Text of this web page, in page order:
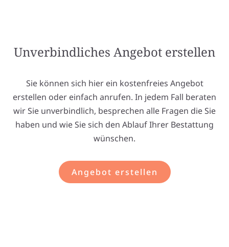
Unverbindliches Angebot erstellen
Sie können sich hier ein kostenfreies Angebot
erstellen oder einfach anrufen. In jedem Fall beraten
wir Sie unverbindlich, besprechen alle Fragen die Sie
haben und wie Sie sich den Ablauf Ihrer Bestattung
wünschen.
Angebot erstellen